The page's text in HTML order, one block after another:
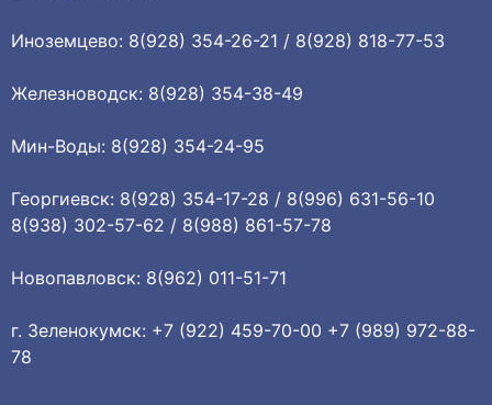
Иноземцево: 8(928) 354-26-21 / 8(928) 818-77-53
Железноводск: 8(928) 354-38-49
Мин-Воды: 8(928) 354-24-95
Георгиевск: 8(928) 354-17-28 / 8(996) 631-56-10
8(938) 302-57-62 / 8(988) 861-57-78
Новопавловск: 8(962) 011-51-71
г. Зеленокумск: +7 (922) 459-70-00 +7 (989) 972-88-
78